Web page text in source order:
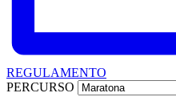
REGULAMENTO
PERCURSO